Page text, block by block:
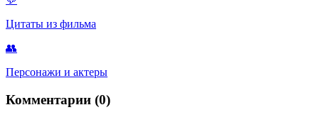
Цитаты из фильма
👥
Персонажи и актеры
Комментарии (0)